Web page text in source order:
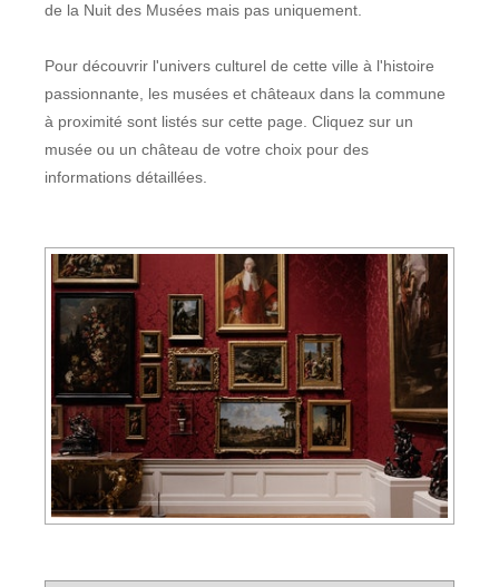
de la Nuit des Musées mais pas uniquement.
Pour découvrir l'univers culturel de cette ville à l'histoire
passionnante, les musées et châteaux dans la commune
à proximité sont listés sur cette page. Cliquez sur un
musée ou un château de votre choix pour des
informations détaillées.